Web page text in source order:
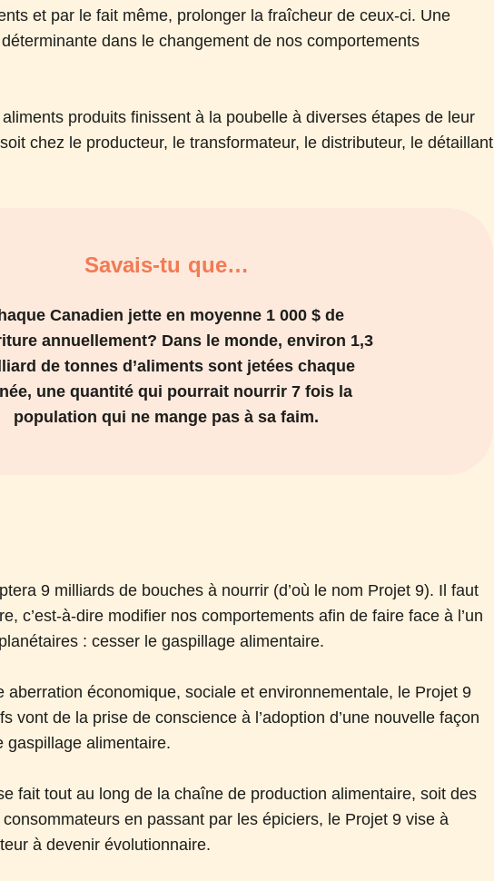
et par le fait même, prolonger la fraîcheur de ceux-ci. Une
dans le changement de nos comportements
produits finissent à la poubelle à diverses étapes de leur
chez le producteur, le transformateur, le distributeur, le détaillant
Savais-tu que…
Canadien jette en moyenne 1 000 $ de
annuellement? Dans le monde, environ 1,3
de tonnes d’aliments sont jetées chaque
une quantité qui pourrait nourrir 7 fois la
population qui ne mange pas à sa faim.
9 milliards de bouches à nourrir (d’où le nom Projet 9). Il faut
c’est-à-dire modifier nos comportements afin de faire face à l’un
: cesser le gaspillage alimentaire.
aberration économique, sociale et environnementale, le Projet 9
vont de la prise de conscience à l’adoption d’une nouvelle façon
gaspillage alimentaire.
fait tout au long de la chaîne de production alimentaire, soit des
consommateurs en passant par les épiciers, le Projet 9 vise à
à devenir évolutionnaire.